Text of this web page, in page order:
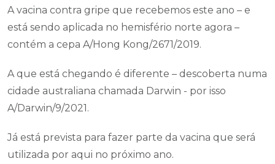
A vacina contra gripe que recebemos este ano – e
está sendo aplicada no hemisfério norte agora –
contém a cepa A/Hong Kong/2671/2019.
A que está chegando é diferente – descoberta numa
cidade australiana chamada Darwin - por isso
A/Darwin/9/2021.
Já está prevista para fazer parte da vacina que será
utilizada por aqui no próximo ano.